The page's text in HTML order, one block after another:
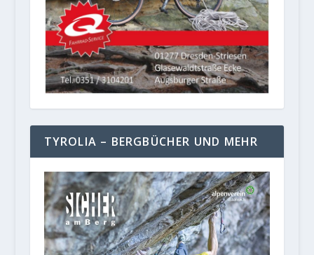
TYROLIA – BERGBÜCHER UND MEHR